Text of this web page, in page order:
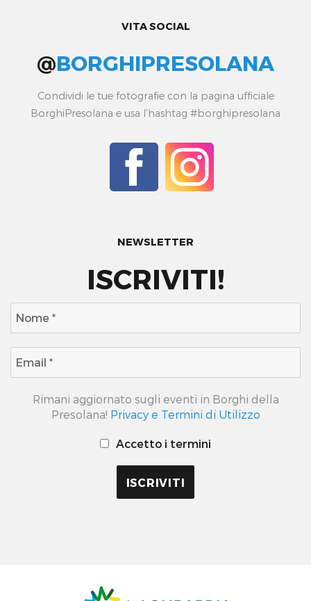
VITA SOCIAL
@BORGHIPRESOLANA
Condividi le tue fotografie con la pagina ufficiale
BorghiPresolana e usa l’hashtag #borghipresolana
NEWSLETTER
ISCRIVITI!
Rimani aggiornato sugli eventi in Borghi della
Presolana! Privacy e Termini di Utilizzo
Accetto i termini